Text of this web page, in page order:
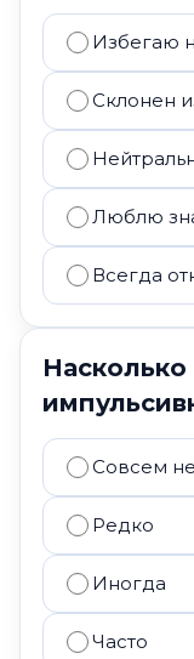
Избегаю
Склонен
Люблю
Всегда
Совсем
Редко
Иногда
Часто